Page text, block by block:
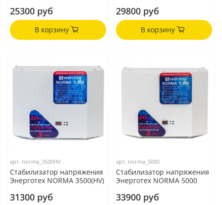
25300 руб
В корзину
29800 руб
В корзину
арт. norma_3500HV
Стабилизатор напряжения
Энерготех NORMA 3500(HV)
31300 руб
арт. norma_5000
Стабилизатор напряжения
Энерготех NORMA 5000
33900 руб